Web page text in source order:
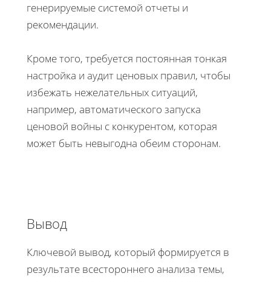
генерируемые системой отчеты и
рекомендации.
Кроме того, требуется постоянная тонкая
настройка и аудит ценовых правил, чтобы
избежать нежелательных ситуаций,
например, автоматического запуска
ценовой войны с конкурентом, которая
может быть невыгодна обеим сторонам.
Вывод
Ключевой вывод, который формируется в
результате всестороннего анализа темы,